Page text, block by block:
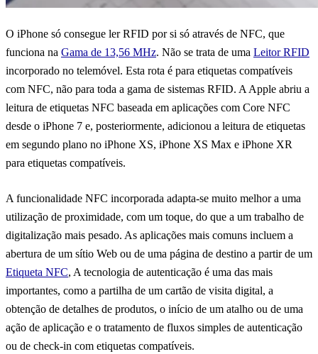
O iPhone só consegue ler RFID por si só através de NFC, que
funciona na Gama de 13,56 MHz. Não se trata de uma Leitor RFID
incorporado no telemóvel. Esta rota é para etiquetas compatíveis
com NFC, não para toda a gama de sistemas RFID. A Apple abriu a
leitura de etiquetas NFC baseada em aplicações com Core NFC
desde o iPhone 7 e, posteriormente, adicionou a leitura de etiquetas
em segundo plano no iPhone XS, iPhone XS Max e iPhone XR
para etiquetas compatíveis.
A funcionalidade NFC incorporada adapta-se muito melhor a uma
utilização de proximidade, com um toque, do que a um trabalho de
digitalização mais pesado. As aplicações mais comuns incluem a
abertura de um sítio Web ou de uma página de destino a partir de um
Etiqueta NFC, A tecnologia de autenticação é uma das mais
importantes, como a partilha de um cartão de visita digital, a
obtenção de detalhes de produtos, o início de um atalho ou de uma
ação de aplicação e o tratamento de fluxos simples de autenticação
ou de check-in com etiquetas compatíveis.